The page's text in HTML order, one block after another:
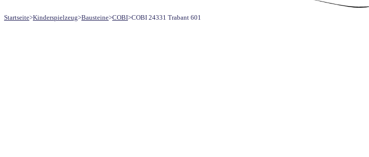
Startseite>Kinderspielzeug>Bausteine>COBI>COBI 24331 Trabant 601